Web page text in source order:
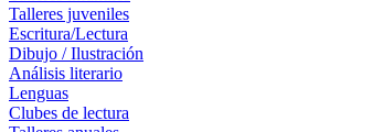
Talleres juveniles
Escritura/Lectura
Dibujo / Ilustración
Análisis literario
Lenguas
Clubes de lectura